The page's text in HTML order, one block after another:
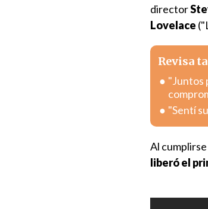
director
Lovelace
Revisa
"Juntos
"Sentí
Al
liberó el